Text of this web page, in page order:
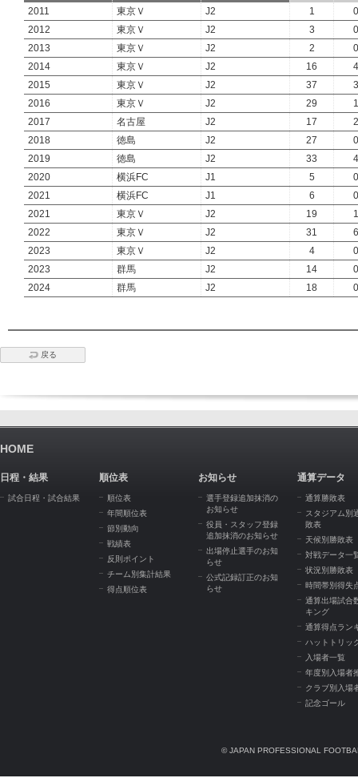
2011
東京Ｖ J2 1
0
2012
東京Ｖ J2 3
0
2013
東京Ｖ J2 2
0
2014
東京Ｖ J2 16
4
2015
東京Ｖ J2 37
3
2016
東京Ｖ J2 29
1
2017
名古屋 J2 17
2
2018
徳島 J2 27
0
2019
徳島 J2 33
4
2020
横浜FC J1 5
0
2021
横浜FC J1 6
0
2021
東京Ｖ J2 19
1
2022
東京Ｖ J2 31
6
2023
東京Ｖ J2 4
0
2023
群馬 J2 14
0
2024
群馬 J2 18 0
戻る
HOME
日程・結果
試合日程・試合結果
順位表
順位表
年間順位表
節別動向
戦績表
反則ポイント
チーム別集計結果
得点順位表
お知らせ
選手登録追加抹消の
お知らせ
役員・スタッフ登録
追加抹消のお知らせ
出場停止選手のお知
らせ
公式記録訂正のお知
らせ
通算データ
通算勝敗表
スタジアム別
敗表
天候別勝敗表
対戦データ一
状況別勝敗表
時間帯別得失
通算出場試合
キング
通算得点ラン
ハットトリッ
入場者一覧
年度別入場者
クラブ別入場
記念ゴール
© JAPAN PROFESSIONAL